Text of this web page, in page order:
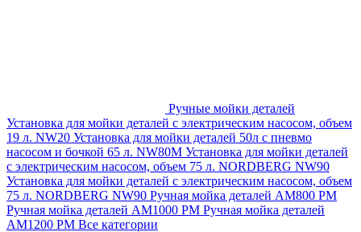
Ручные мойки деталей
Установка для мойки деталей с электрическим насосом, объем
19 л. NW20 Установка для мойки деталей 50л с пневмо
насосом и бочкой 65 л. NW80M Установка для мойки деталей
с электрическим насосом, объем 75 л. NORDBERG NW90
Установка для мойки деталей с электрическим насосом, объем
75 л. NORDBERG NW90 Ручная мойка деталей АМ800 РМ
Ручная мойка деталей АМ1000 РМ Ручная мойка деталей
АМ1200 РМ Все категории